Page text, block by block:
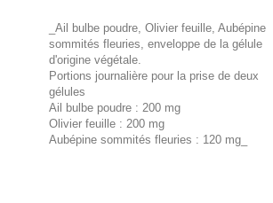
_Ail bulbe poudre, Olivier feuille, Aubépine
sommités fleuries, enveloppe de la gélule
d'origine végétale.
Portions journalière pour la prise de deux
gélules
Ail bulbe poudre : 200 mg
Olivier feuille : 200 mg
Aubépine sommités fleuries : 120 mg_